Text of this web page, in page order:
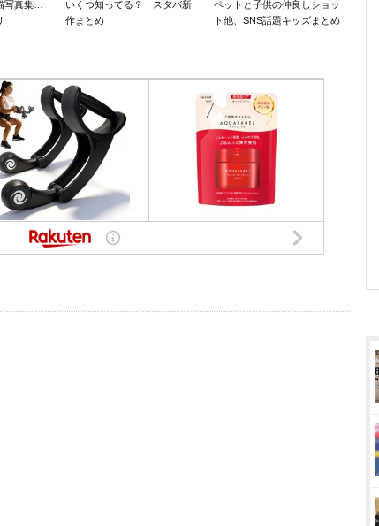
写真集…
いくつ知ってる？ スタバ新
作まとめ
ペットと子供の仲良しショッ
ト他、SNS話題キッズまとめ